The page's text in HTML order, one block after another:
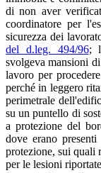
di non aver
coordinatore per
sicurezza dei
del d.leg. 494/96;
svolgeva mansioni
lavoro per
perché in leggero
perimetrale
su un puntello di
a protezione del
dove erano
protezione, sui quali
per le lesioni